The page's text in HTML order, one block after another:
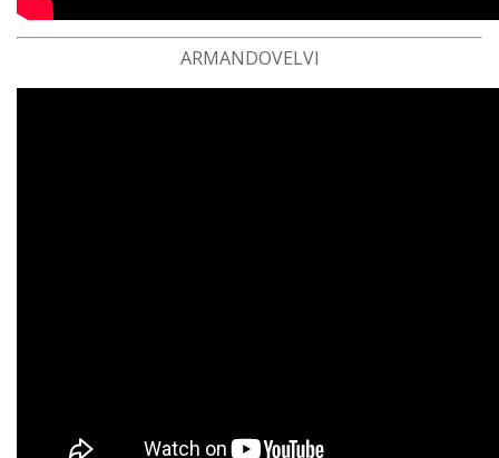
ARMANDOVELVI